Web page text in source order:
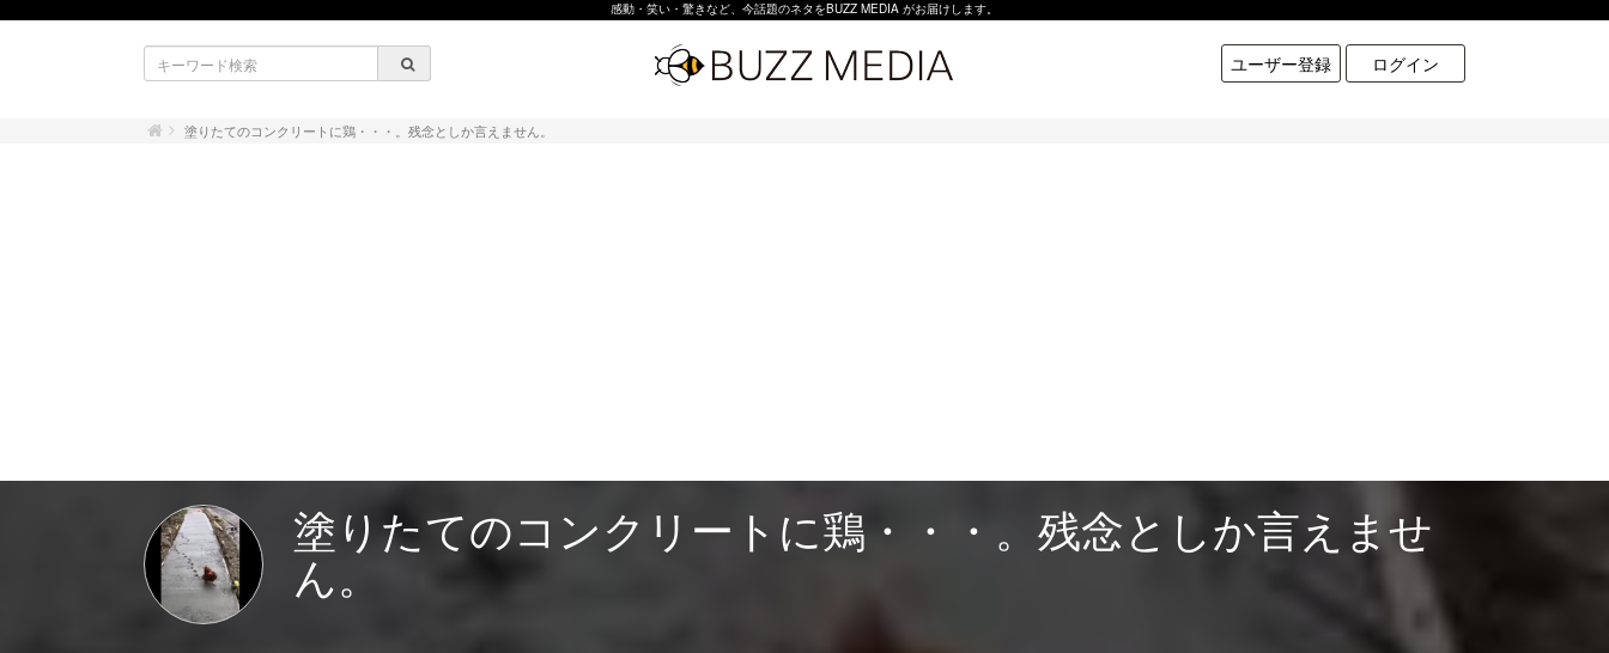
感動・笑い・驚きなど、今話題のネタをBUZZ MEDIA がお届けします。
ユーザー登録 ログイン
塗りたてのコンクリートに鶏・・・。残念としか言えません。
塗りたてのコンクリートに鶏・・・。残念としか言えませ
ん。